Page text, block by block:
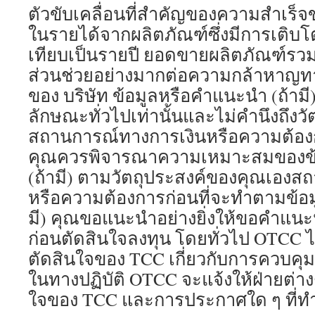
ตัวขับเคลื่อนที่สำคัญของความสำเร็จ
ในรายได้จากผลิตภัณฑ์ซึ่งมีการเติบโ
เทียบเป็นรายปี ยอดขายผลิตภัณฑ์รว
ส่วนช่วยอย่างมากต่อความกล้าหาญท
ของ บริษัท ข้อมูลหรือคำแนะนำ (ถ้า
ลักษณะทั่วไปเท่านั้นและไม่คำนึงถึงวั
สถานการณ์ทางการเงินหรือความต้อ
คุณควรพิจารณาความเหมาะสมของ
(ถ้ามี) ตามวัตถุประสงค์ของคุณเองส
หรือความต้องการก่อนที่จะทำตามข้
มี) คุณขอแนะนำอย่างยิ่งให้ขอคำแนะ
ก่อนตัดสินใจลงทุน โดยทั่วไป OTCC
ตัดสินใจของ TCC เกี่ยวกับการควบคุ
ในทางปฏิบัติ OTCC จะแจ้งให้ฝ่ายต่
ใจของ TCC และการประกาศใด ๆ ที่ท